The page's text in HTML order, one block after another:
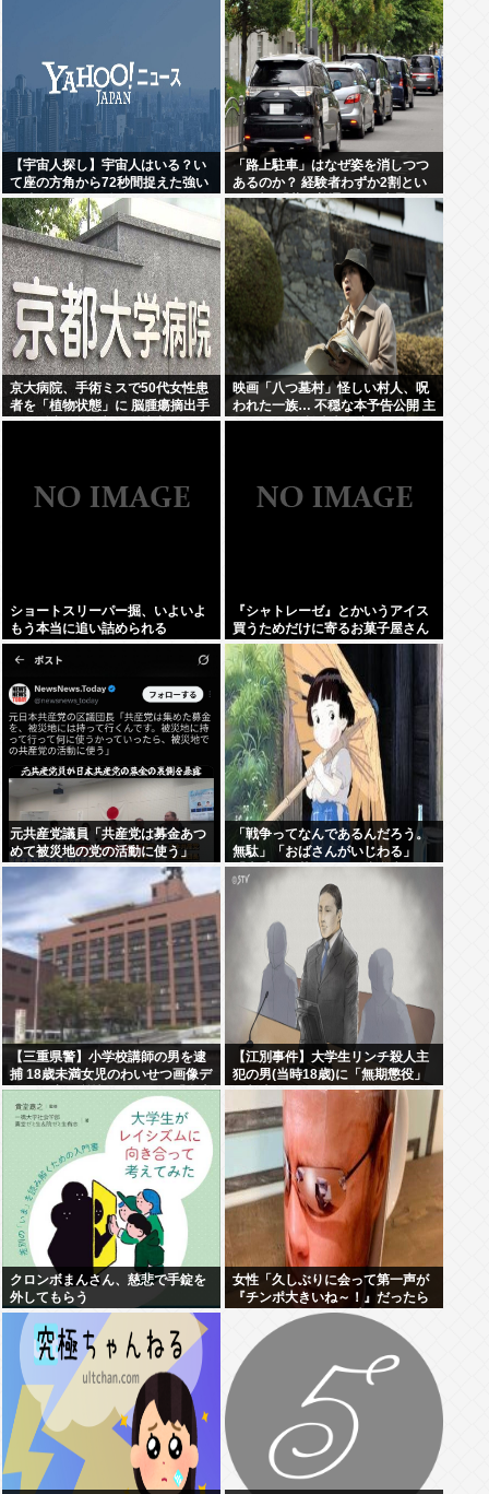
【宇宙人探し】宇宙人はいる？い
て座の方角から72秒間捉えた強い
電波、50年間正体分からぬ
「Wow！信号」…「合理的に考え
ると、宇宙人からの信号の可能
性」
「路上駐車」はなぜ姿を消しつつ
あるのか？ 経験者わずか2割とい
う衝撃!「昔は普通だった光景」が
変わり始めた理由とは
京大病院、手術ミスで50代女性患
者を「植物状態」に 脳腫瘍摘出手
術で腫瘍の無い部位を摘出してし
映画「八つ墓村」怪しい村人、呪
われた一族… 不穏な本予告公開 主
題歌はB’zの松本孝弘率いるTMG
ショートスリーパー掘、いよいよ
もう本当に追い詰められる
『シャトレーゼ』とかいうアイス
買うためだけに寄るお菓子屋さん
www
元共産党議員「共産党は募金あつ
めて被災地の党の活動に使う」
「戦争ってなんであるんだろう。
無駄」「おばさんがいじわる」
「火垂るの墓」を見た小学生 耳を
ふさぎハンカチで顔を覆う子も
【三重県警】小学校講師の男を逮
捕 18歳未満女児のわいせつ画像デ
ータ10点を所持 アメリカの「全米
行方不明・被児童搾取センター」
から情報提供
【江別事件】大学生リンチ殺人主
犯の男(当時18歳)に「無期懲役」
の判決
クロンボまんさん、慈悲で手錠を
外してもらう
女性「久しぶりに会って第一声が
『チンポ大きいね～！』だったら
どう思う？ おぱーい大きいねはそ
ういう事なんだよ。」